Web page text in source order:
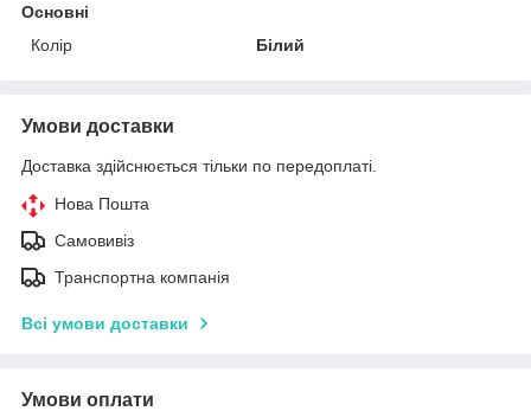
Основні
Колір
Білий
Умови доставки
Доставка здійснюється тільки по передоплаті.
Нова Пошта
Самовивіз
Транспортна компанія
Всі умови доставки
Умови оплати